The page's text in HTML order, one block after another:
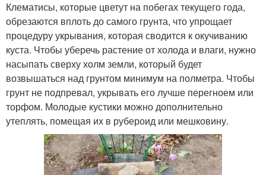
Клематисы, которые цветут на побегах текущего года,
обрезаются вплоть до самого грунта, что упрощает
процедуру укрывания, которая сводится к окучиванию
куста. Чтобы уберечь растение от холода и влаги, нужно
насыпать сверху холм земли, который будет
возвышаться над грунтом минимум на полметра. Чтобы
грунт не подпревал, укрывать его лучше перегноем или
торфом. Молодые кустики можно дополнительно
утеплять, помещая их в рубероид или мешковину.